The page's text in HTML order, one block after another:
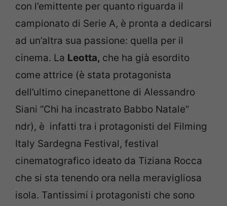
con l’emittente per quanto riguarda il
campionato di Serie A, è pronta a dedicarsi
ad un’altra sua passione: quella per il
cinema. La Leotta, che ha già esordito
come attrice (è stata protagonista
dell’ultimo cinepanettone di Alessandro
Siani “Chi ha incastrato Babbo Natale”
ndr), è infatti tra i protagonisti del Filming
Italy Sardegna Festival, festival
cinematografico ideato da Tiziana Rocca
che si sta tenendo ora nella meravigliosa
isola. Tantissimi i protagonisti che sono